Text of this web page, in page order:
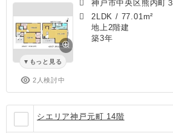
もっと見る
2人検討中
神戸市中央区熊内町３
2LDK / 77.01m²
地上2階建
築3年
シエリア神戸元町 14階